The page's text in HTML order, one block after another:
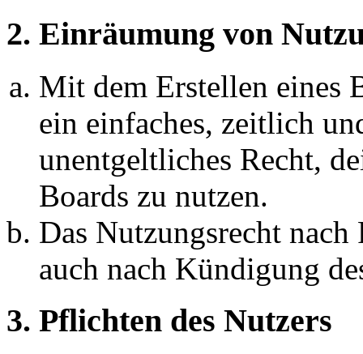
2. Einräumung von
Mit dem Erstellen eines
ein einfaches, zeitlich
unentgeltliches Recht,
Boards zu nutzen.
Das Nutzungsrecht
auch nach Kündigung
3. Pflichten des Nutzers